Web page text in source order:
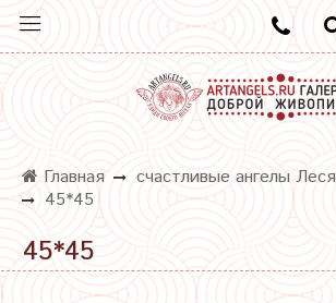
Главная счастливые ангелы Леся
45*45
45*45